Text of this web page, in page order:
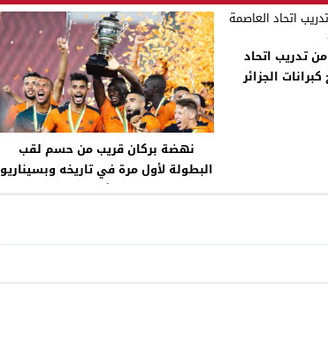
تدريب اتحاد
الجزائر
نهضة بركان قريب من حسم لقب
البطولة لأول مرة في تاريخه وبسيناريو
إستثنائي